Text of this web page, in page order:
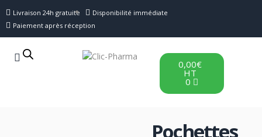
Livraison 24h gratuite
Disponibilité immédiate
Paiement après réception
0,00€
HT
0
Pochettes